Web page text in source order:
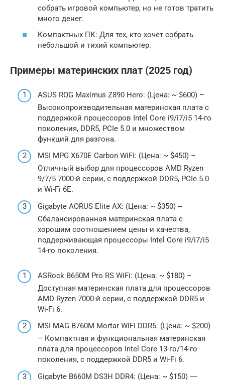
собрать игровой компьютер, но не готов тратить
много денег.
Компактных ПК: Для тех, кто хочет собрать
небольшой и тихий компьютер.
Примеры материнских плат (2025 год)
ASUS ROG Maximus Z890 Hero: (Цена: ~ $600) –
Высокопроизводительная материнская плата с
поддержкой процессоров Intel Core i9/i7/i5 14-го
поколения, DDR5, PCIe 5.0 и множеством
функций для разгона.
MSI MPG X670E Carbon WiFi: (Цена: ~ $450) –
Отличный выбор для процессоров AMD Ryzen
9/7/5 7000-й серии, с поддержкой DDR5, PCIe 5.0
и Wi-Fi 6E.
Gigabyte AORUS Elite AX: (Цена: ~ $350) ⎼
Сбалансированная материнская плата с
хорошим соотношением цены и качества,
поддерживающая процессоры Intel Core i9/i7/i5
14-го поколения.
ASRock B650M Pro RS WiFi: (Цена: ~ $180) –
Доступная материнская плата для процессоров
AMD Ryzen 7000-й серии, с поддержкой DDR5 и
Wi-Fi 6.
MSI MAG B760M Mortar WiFi DDR5: (Цена: ~ $200)
– Компактная и функциональная материнская
плата для процессоров Intel Core 13-го/14-го
поколения, с поддержкой DDR5 и Wi-Fi 6.
Gigabyte B660M DS3H DDR4: (Цена: ~ $150) ―